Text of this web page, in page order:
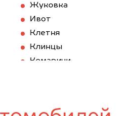
Жуковка
Ивот
Клетня
Клинцы
Комаричи